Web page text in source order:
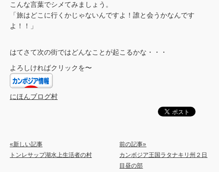
こんな言葉でシメてみましょう。
「旅はどこに行くかじゃないんですよ！誰と会うかなんです
よ！！」
はてさて次の街ではどんなことが起こるかな・・・
よろしければクリックを〜
にほんブログ村
«新しい記事
トンレサップ湖水上生活者の村
前の記事»
カンボジア王国ラタナキリ州２日
目昼の部